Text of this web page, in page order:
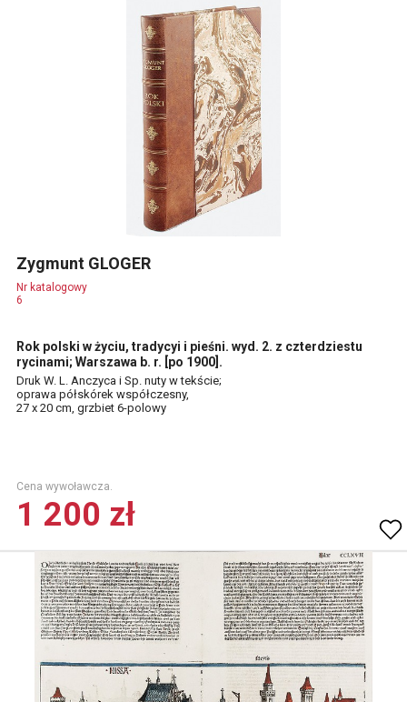
Zygmunt GLOGER
Nr katalogowy
6
Rok polski w życiu, tradycyi i pieśni. wyd. 2. z czterdziestu
rycinami; Warszawa b. r. [po 1900].
Druk W. L. Anczyca i Sp. nuty w tekście;
oprawa półskórek współczesny,
27 x 20 cm, grzbiet 6-polowy
Cena wywoławcza.
1 200 zł